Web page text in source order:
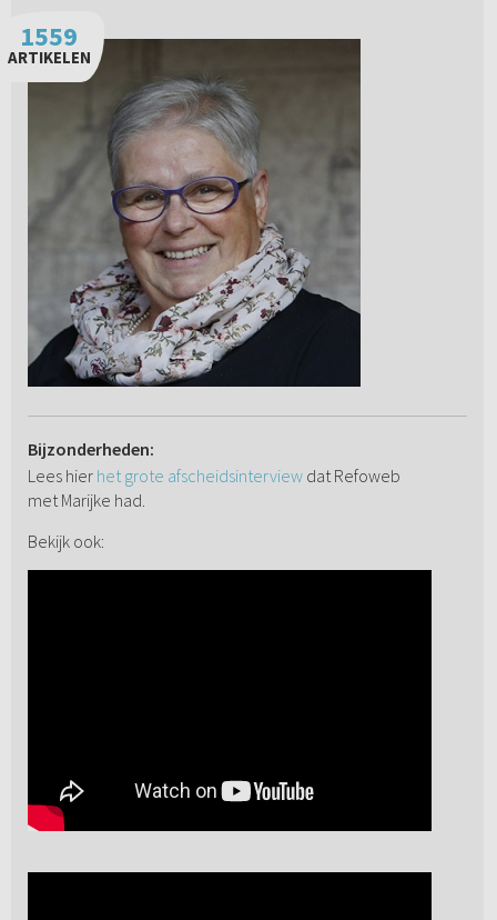
1559
ARTIKELEN
Bijzonderheden:
Lees hier het grote afscheidsinterviewdat Refoweb
met Marijke had.
Bekijk ook: